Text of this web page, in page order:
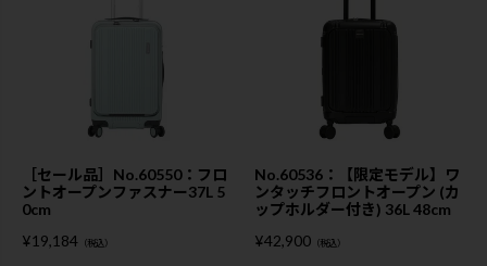
［セール品］No.60550：フロ
ントオープンファスナー37L 5
0cm
¥19,184 （税込）
No.60536：【限定モデル】ワ
ンタッチフロントオープン (カ
ップホルダー付き) 36L 48cm
¥42,900 （税込）